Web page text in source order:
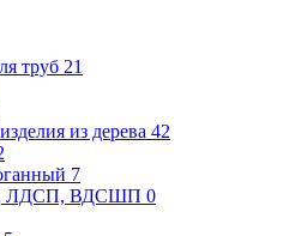
труб 21
из дерева 42
7
ЛДСП, ВДСШП 0